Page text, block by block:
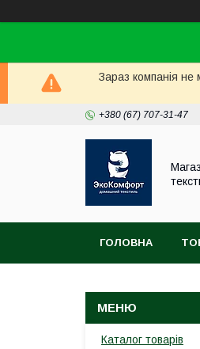
Зараз компанія не
+380 (67) 707-31-47
ГОЛОВНА
Каталог товарів